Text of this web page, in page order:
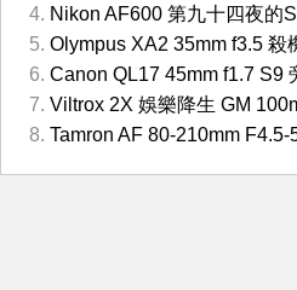
Nikon AF600 第九十四夜的
Olympus XA2 35mm f3.5 殺
Canon QL17 45mm f1.7 S9
Viltrox 2X 娛樂降生 GM
Tamron AF 80-210mm